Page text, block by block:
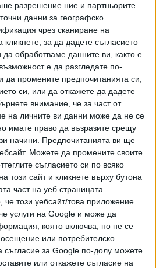
разрешение ние и партньорите
данни за географско
чрез сканиране на
кликнете, за да дадете съгласието
обработваме данните ви, както е
е да разгледате по-
промените предпочитанията си,
си, или да откажете да дадете
внимание, че за част от
на личните ви данни може да не се
имате право да възразите срещу
начини. Предпочитанията ви ще
Можете да промените своите
съгласието си по всяко
този сайт и кликнете върху бутона
част на уеб страницата.
този уебсайт/това приложение
услуги на Google и може да
която включва, но не се
или потребителско
съгласие за Google по-долу можете
или откажете съгласие на
заплака с фентанилови сълзи